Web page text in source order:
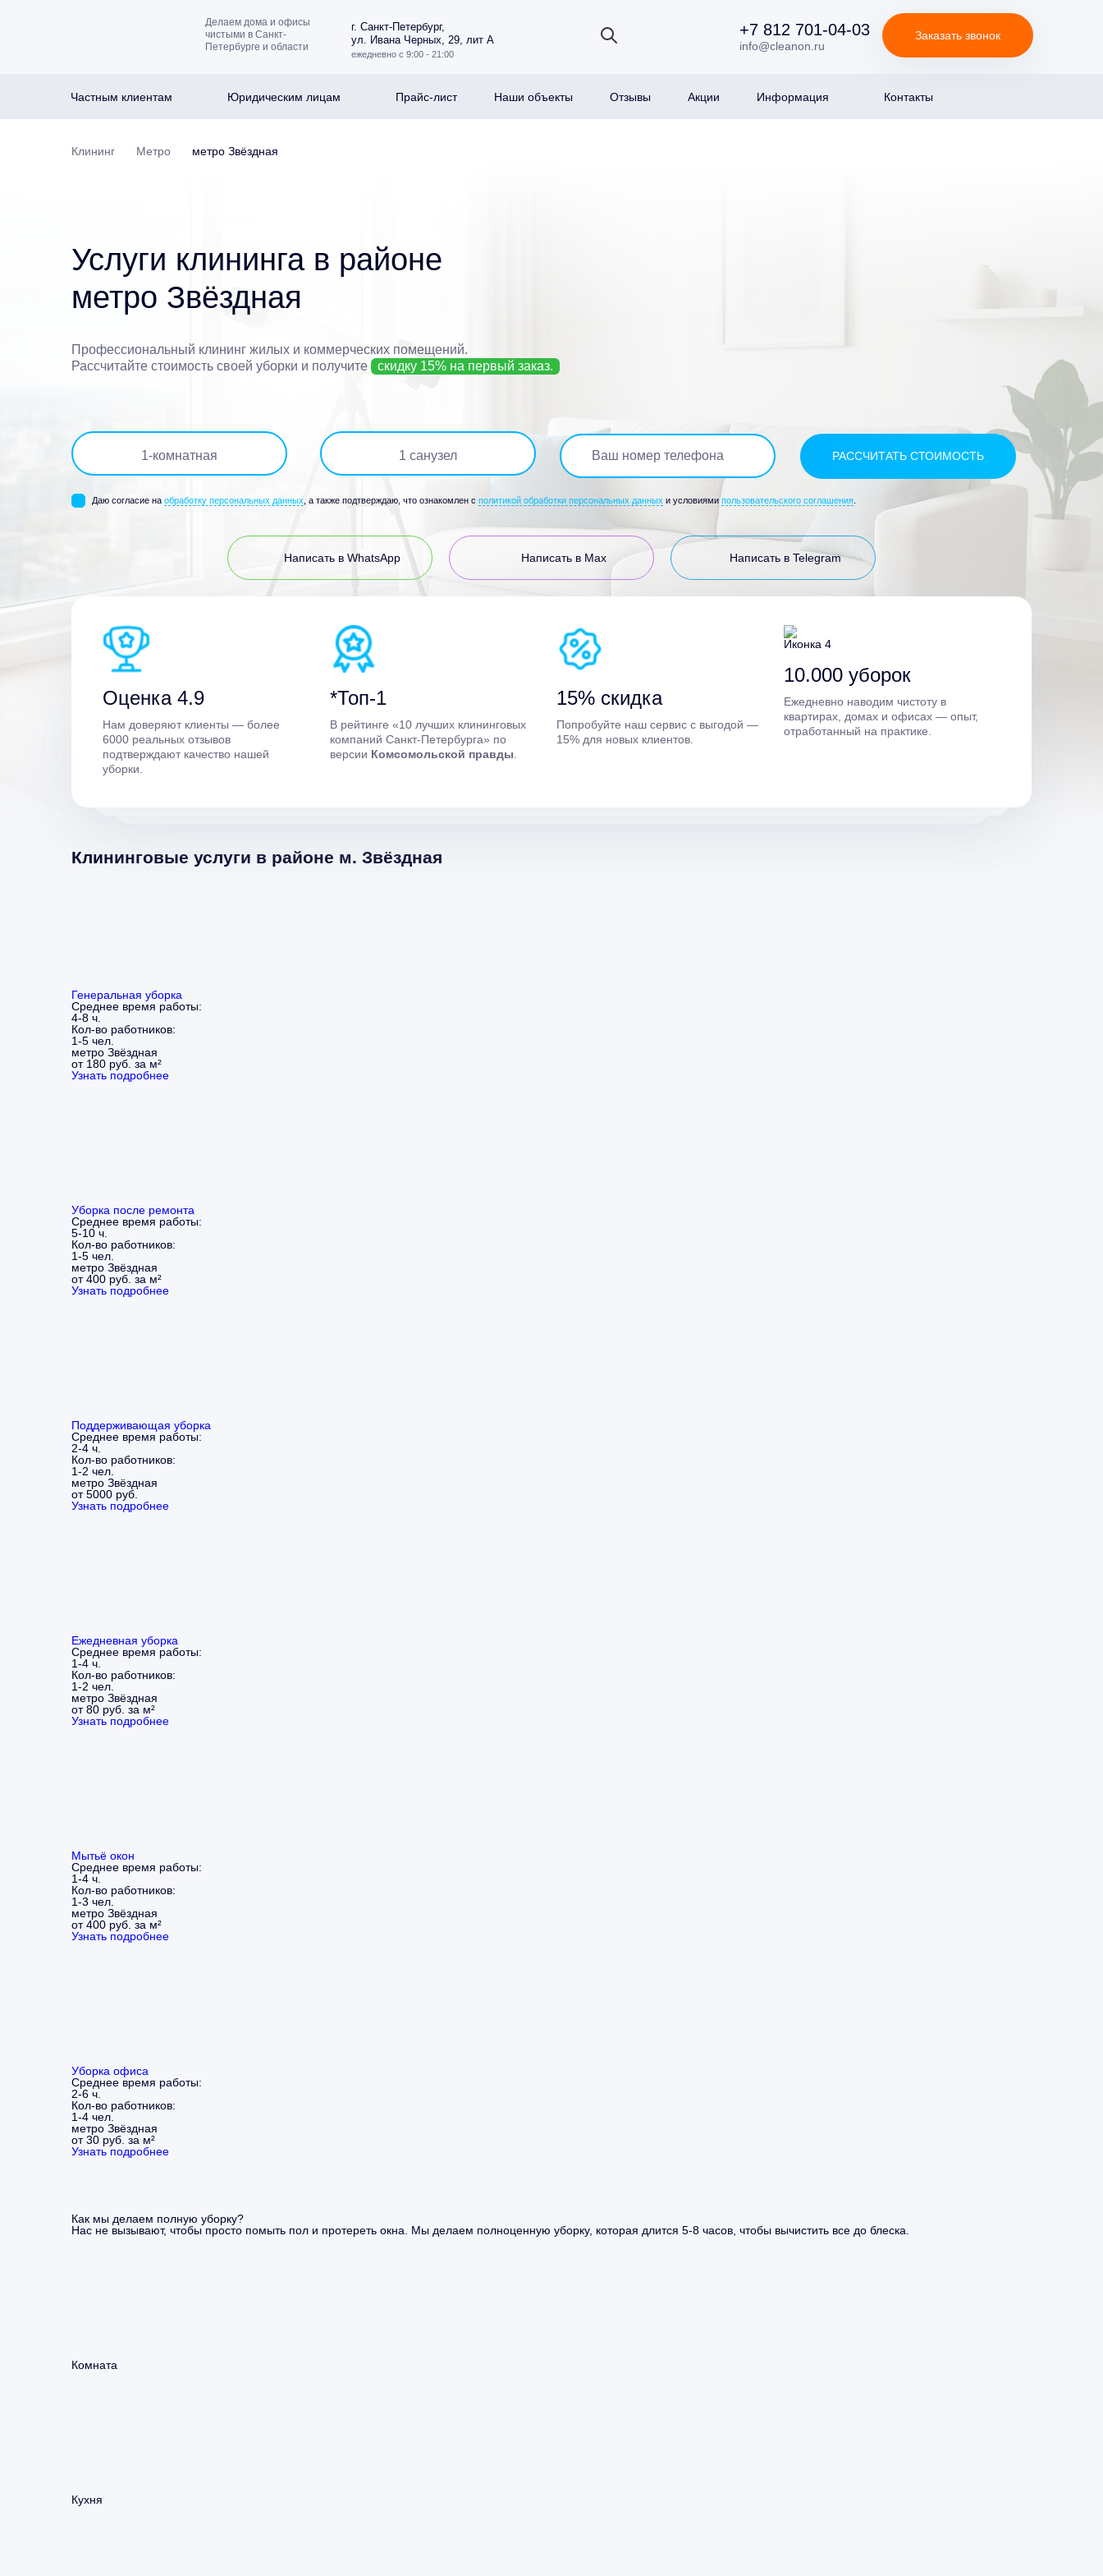
Делаем дома и офисы
чистыми в Санкт-
Петербурге и области
г. Санкт-Петербург,
ул. Ивана Черных, 29, лит А
ежедневно с 9:00 - 21:00
+7 812 701-04-03
info@cleanon.ru
Заказать звонок
Частным клиентам Юридическим лицам Прайс-лист Наши объекты Отзывы Акции Информация Контакты
Клининг Метро метро Звёздная
Услуги клининга в районе
метро Звёздная
Профессиональный клининг жилых и коммерческих помещений.
Рассчитайте стоимость своей уборки и получите
скидку 15% на первый заказ.
1-комнатная 1 санузел
Даю согласие на обработку персональных данных , а также подтверждаю, что ознакомлен с политикой обработки персональных данных и условиямипользовательского соглашения
Написать в WhatsApp Написать в Max Написать в Telegram
Оценка 4.9
Нам доверяют клиенты — более
6000 реальных отзывов
подтверждают качество нашей
уборки.
*Топ-1
В рейтинге «10 лучших клининговых
компаний Санкт-Петербурга» по
версии Комсомольской правды
15% скидка
Попробуйте наш сервис с выгодой —
15% для новых клиентов.
10.000 уборок
Ежедневно наводим чистоту в
квартирах, домах и офисах — опыт,
отработанный на практике.
Клининговые услуги в районе м. Звёздная
Генеральная уборка
Среднее время работы:
4-8 ч.
Кол-во работников:
1-5 чел.
метро Звёздная
от 180 руб. за м²
Узнать подробнее
Уборка после ремонта
Среднее время работы:
5-10 ч.
Кол-во работников:
1-5 чел.
метро Звёздная
от 400 руб. за м²
Узнать подробнее
Поддерживающая уборка
Среднее время работы:
2-4 ч.
Кол-во работников:
1-2 чел.
метро Звёздная
от 5000 руб.
Узнать подробнее
Ежедневная уборка
Среднее время работы:
1-4 ч.
Кол-во работников:
1-2 чел.
метро Звёздная
от 80 руб. за м²
Узнать подробнее
Мытьё окон
Среднее время работы:
1-4 ч.
Кол-во работников:
1-3 чел.
метро Звёздная
от 400 руб. за м²
Узнать подробнее
Уборка офиса
Среднее время работы:
2-6 ч.
Кол-во работников:
1-4 чел.
метро Звёздная
от 30 руб. за м²
Узнать подробнее
Как мы делаем полную уборку?
Нас не вызывают, чтобы просто помыть пол и протереть окна. Мы делаем полноценную уборку, которая длится 5-8 часов, чтобы вычистить все до блеска.
Комната
Кухня